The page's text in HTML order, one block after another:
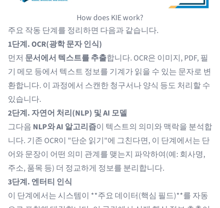
How does KIE work?
주요 작동 단계를 정리하면 다음과 같습니다.
1단계. OCR(광학 문자 인식)
먼저 문서에서 텍스트를 추출합니다. OCR은 이미지, PDF, 필
기 메모 등에서 텍스트 정보를 기계가 읽을 수 있는 문자로 변
환합니다. 이 과정에서 스캔한 청구서나 양식 등도 처리할 수
있습니다.
2단계. 자연어 처리(NLP) 및 AI 모델
그다음 NLP와 AI 알고리즘이 텍스트의 의미와 맥락을 분석합
니다. 기존 OCR이 "단순 읽기"에 그친다면, 이 단계에서는 단
어와 문장이 어떤 의미 관계를 맺는지 파악하여(예: 회사명,
주소, 품목 등) 더 정교하게 정보를 분리합니다.
3단계. 엔터티 인식
이 단계에서는 시스템이 **주요 데이터(핵심 필드)**를 자동